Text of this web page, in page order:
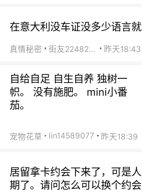
在意大利没车证没多少语言
真情秘密 街友22482465 昨天18:43
自给自足 自生自养 独树一
帜。 没有施肥。 mini小番
茄。
宠物花草 lin14589077 昨天18:39
居留拿卡约会下来了，可是
期了。请问怎么可以换个约会